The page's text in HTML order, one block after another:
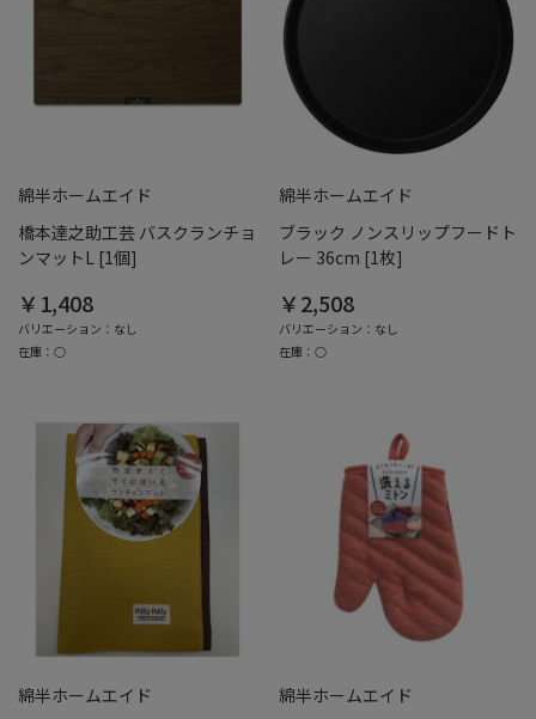
綿半ホームエイド
橋本達之助工芸 バスクランチョ
ンマットL [1個]
￥1,408
バリエーション：なし
在庫：○
綿半ホームエイド
ブラック ノンスリップフードト
レー 36cm [1枚]
￥2,508
バリエーション：なし
在庫：○
綿半ホームエイド
綿半ホームエイド